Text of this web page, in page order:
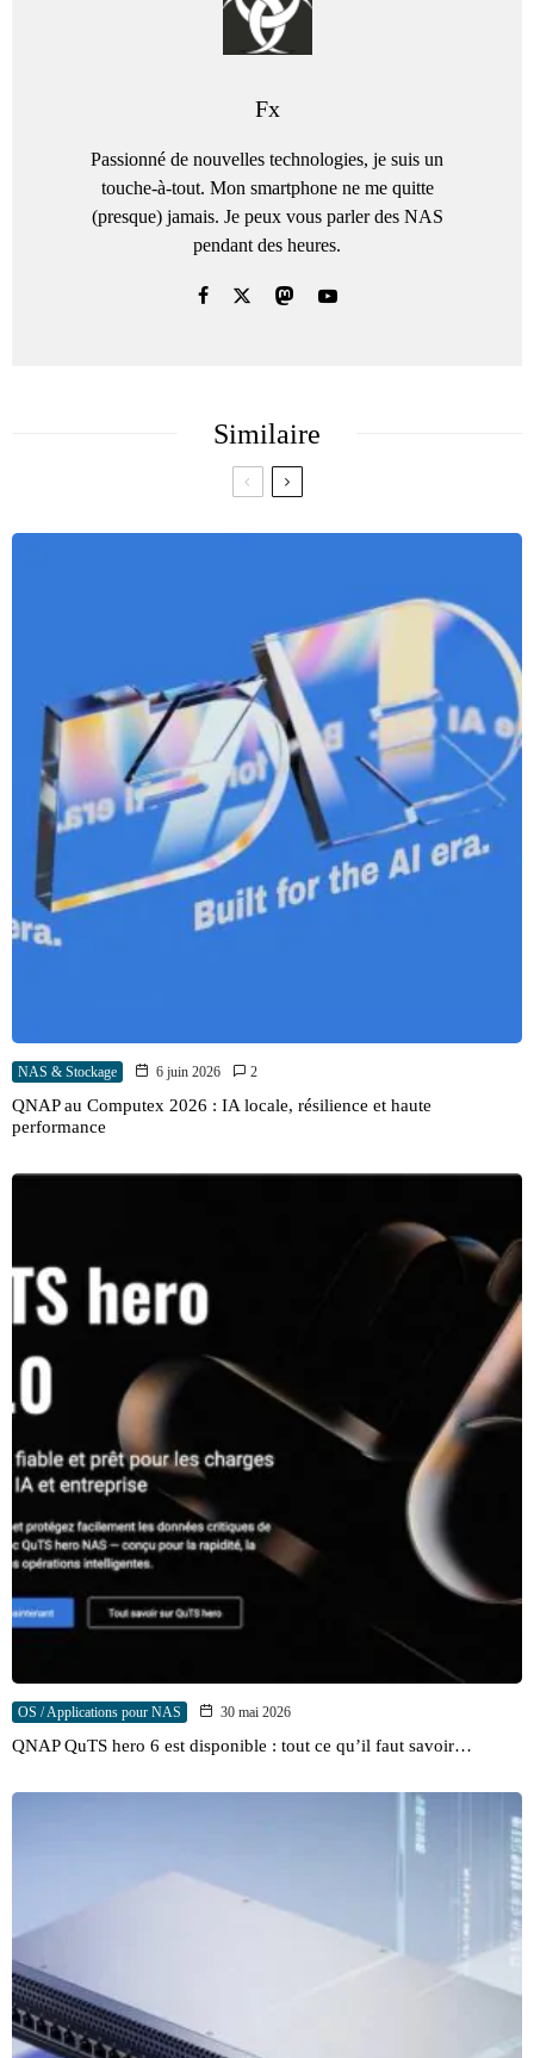
Fx
Passionné de nouvelles technologies, je suis un
touche-à-tout. Mon smartphone ne me quitte
(presque) jamais. Je peux vous parler des NAS
pendant des heures.
Similaire
NAS & Stockage 6 juin 2026 2
QNAP au Computex 2026 : IA locale, résilience et haute
performance
OS / Applications pour NAS 30 mai 2026
QNAP QuTS hero 6 est disponible : tout ce qu’il faut savoir…